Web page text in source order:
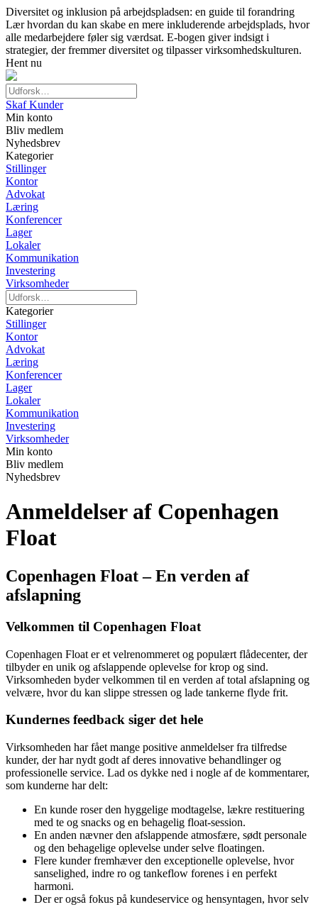
Diversitet og inklusion på arbejdspladsen: en guide til forandring
Lær hvordan du kan skabe en mere inkluderende arbejdsplads, hvor
alle medarbejdere føler sig værdsat. E-bogen giver indsigt i
strategier, der fremmer diversitet og tilpasser virksomhedskulturen.
Hent nu
Skaf Kunder
Min konto
Bliv medlem
Nyhedsbrev
Kategorier
Stillinger
Kontor
Advokat
Læring
Konferencer
Lager
Lokaler
Kommunikation
Investering
Virksomheder
Kategorier
Stillinger
Kontor
Advokat
Læring
Konferencer
Lager
Lokaler
Kommunikation
Investering
Virksomheder
Min konto
Bliv medlem
Nyhedsbrev
Anmeldelser af Copenhagen
Float
Copenhagen Float – En verden af
afslapning
Velkommen til Copenhagen Float
Copenhagen Float er et velrenommeret og populært flådecenter, der
tilbyder en unik og afslappende oplevelse for krop og sind.
Virksomheden byder velkommen til en verden af total afslapning og
velvære, hvor du kan slippe stressen og lade tankerne flyde frit.
Kundernes feedback siger det hele
Virksomheden har fået mange positive anmeldelser fra tilfredse
kunder, der har nydt godt af deres innovative behandlinger og
professionelle service. Lad os dykke ned i nogle af de kommentarer,
som kunderne har delt:
En kunde roser den hyggelige modtagelse, lækre restituering
med te og snacks og en behagelig float-session.
En anden nævner den afslappende atmosfære, sødt personale
og den behagelige oplevelse under selve floatingen.
Flere kunder fremhæver den exceptionelle oplevelse, hvor
sanselighed, indre ro og tankeflow forenes i en perfekt
harmoni.
Der er også fokus på kundeservice og hensyntagen, hvor selv